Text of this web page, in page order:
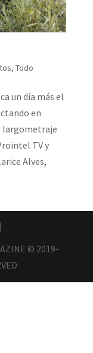
, Todo
un día más el
en
largometraje
TV y
Alves,
© 2019-